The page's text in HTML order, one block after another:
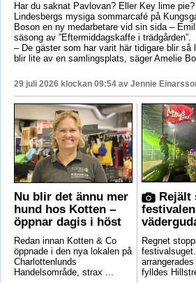
Har du saknat Pavlovan? Eller Key lime
Lindesbergs mysiga sommarcafé på
Boson en ny medarbetare vid sin sida –
säsong av ”Eftermiddagskaffe i trädgården”.
– De gäster som har varit här tidigare blir
blir lite av en samlingsplats, säger Amelie
29 juli 2026 klockan 09:54 av Jennie
Nu blir det ännu mer
hund hos Kotten –
öppnar dagis i höst
Redan innan Kotten & Co
öppnade i den nya lokalen på
Charlottenlunds
Handelsområde, strax ...
Rejält
Regnet
fylldes